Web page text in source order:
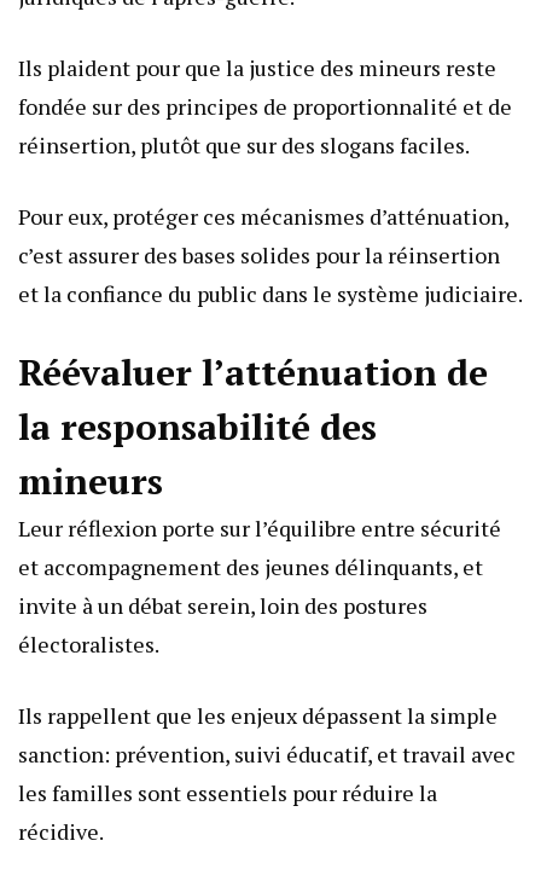
Ils plaident pour que la justice des mineurs reste
fondée sur des principes de proportionnalité et de
réinsertion, plutôt que sur des slogans faciles.
Pour eux, protéger ces mécanismes d’atténuation,
c’est assurer des bases solides pour la réinsertion
et la confiance du public dans le système judiciaire.
Réévaluer l’atténuation de
la responsabilité des
mineurs
Leur réflexion porte sur l’équilibre entre sécurité
et accompagnement des jeunes délinquants, et
invite à un débat serein, loin des postures
électoralistes.
Ils rappellent que les enjeux dépassent la simple
sanction: prévention, suivi éducatif, et travail avec
les familles sont essentiels pour réduire la
récidive.